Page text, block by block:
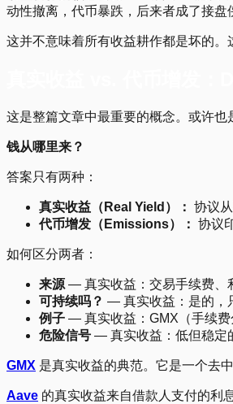
动性撤离，代币暴跌，后来者成了接盘
这并不意味着所有收益耕作都是坏的。
这是整篇文章中最重要的概念。或许
钱从哪里来？
答案只有两种：
真实收益（Real Yield）： 协议
代币增发（Emissions）： 协议
如何区分两者：
来源 — 真实收益：交易手续费、
可持续吗？ — 真实收益：是的，
例子 — 真实收益：GMX（手续费
危险信号 — 真实收益：低但稳定
GMX 是真实收益的典范。它是一个去
Aave 的真实收益来自借款人支付的利